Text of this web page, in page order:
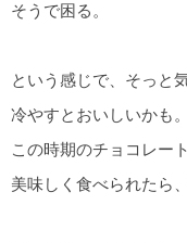
そうで困る。
という感じで、そっと
冷やすとおいしいかも。
この時期のチョコレー
美味しく食べられたら、